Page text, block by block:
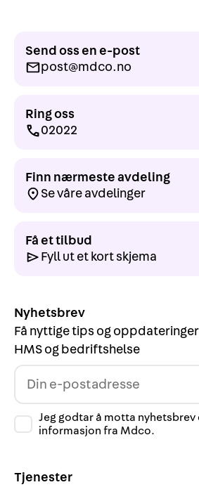
Send oss en e-post
post@mdco.no
Ring oss
02022
Finn nærmeste avdeling
Se våre avdelinger
Få et tilbud
Fyll ut et kort skjema
Nyhetsbrev
Få nyttige tips og
HMS og bedriftshelse
Jeg godtar å motta nyhetsbrev
informasjon fra Mdco.
Tjenester